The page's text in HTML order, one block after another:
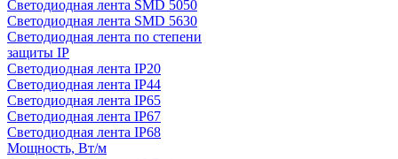
Светодиодная лента SMD 5050
Светодиодная лента SMD 5630
Светодиодная лента по степени
защиты IP
Светодиодная лента IP20
Светодиодная лента IP44
Светодиодная лента IP65
Светодиодная лента IP67
Светодиодная лента IP68
Мощность, Вт/м